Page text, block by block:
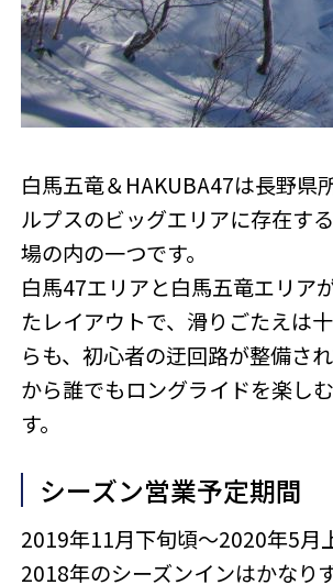
白馬五竜＆HAKUBA47は長野県
ルプスのビッグエリアに存在す
場の内の一つです。
白馬47エリアと白馬五竜エリア
たレイアウトで、滑りごたえは
らも、初心者の迂回路が整備さ
から誰でもロングライドを楽し
す。
シーズン営業予定期間
2019年11月下旬頃～2020年5月
2018年のシーズンインはかなり